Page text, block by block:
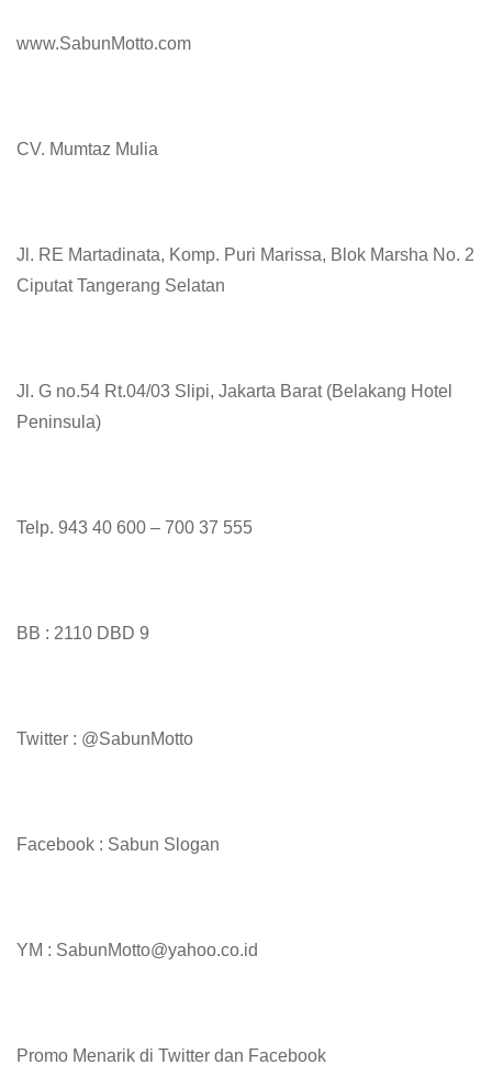
www.SabunMotto.com
CV. Mumtaz Mulia
Jl. RE Martadinata, Komp. Puri Marissa, Blok Marsha No. 2
Ciputat Tangerang Selatan
Jl. G no.54 Rt.04/03 Slipi, Jakarta Barat (Belakang Hotel
Peninsula)
Telp. 943 40 600 – 700 37 555
BB : 2110 DBD 9
Twitter : @SabunMotto
Facebook : Sabun Slogan
YM : SabunMotto@yahoo.co.id
Promo Menarik di Twitter dan Facebook